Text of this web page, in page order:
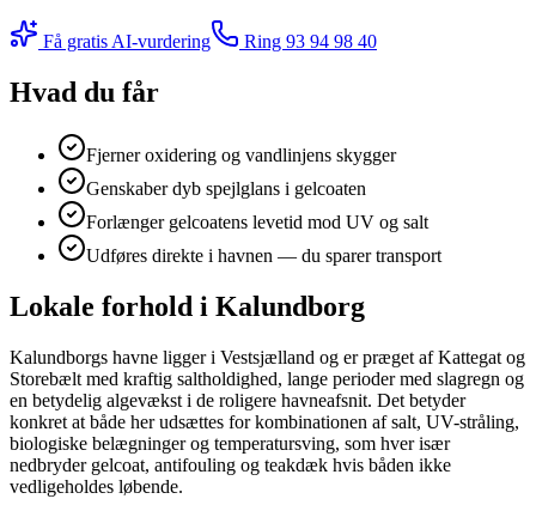
Få gratis AI-vurdering Ring 93 94 98 40
Hvad du får
Fjerner oxidering og vandlinjens skygger
Genskaber dyb spejlglans i gelcoaten
Forlænger gelcoatens levetid mod UV og salt
Udføres direkte i havnen — du sparer transport
Lokale forhold i Kalundborg
Kalundborgs havne ligger i Vestsjælland og er præget af Kattegat og
Storebælt med kraftig saltholdighed, lange perioder med slagregn og
en betydelig algevækst i de roligere havneafsnit. Det betyder
konkret at både her udsættes for kombinationen af salt, UV-stråling,
biologiske belægninger og temperatursving, som hver især
nedbryder gelcoat, antifouling og teakdæk hvis båden ikke
vedligeholdes løbende.